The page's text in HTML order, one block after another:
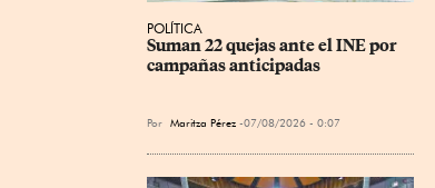
POLÍTICA
Suman 22 quejas ante el INE por
campañas anticipadas
Por Maritza Pérez 07/08/2026 - 0:07